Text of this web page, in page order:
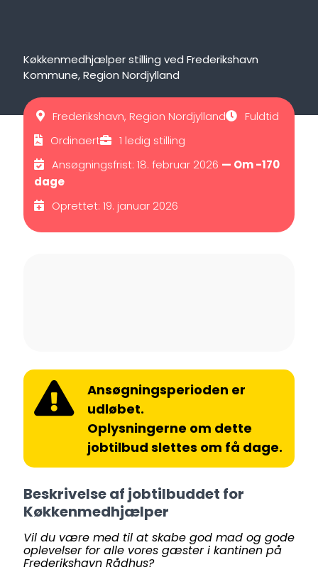
Køkkenmedhjælper stilling ved Frederikshavn
Kommune, Region Nordjylland
Frederikshavn, Region Nordjylland
Fuldtid
Ordinaert
1 ledig stilling
Ansøgningsfrist: 18. februar 2026 — Om -170
dage
Oprettet: 19. januar 2026
Ansøgningsperioden er
udløbet.
Oplysningerne om dette
jobtilbud slettes om få dage.
Beskrivelse af jobtilbuddet for
Køkkenmedhjælper
Vil du være med til at skabe god mad og gode
oplevelser for alle vores gæster i kantinen på
Frederikshavn Rådhus?